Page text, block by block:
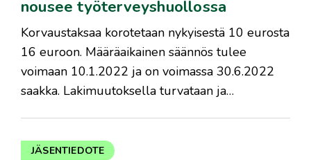
nousee työterveyshuollossa
Korvaustaksaa korotetaan nykyisestä 10 eurosta
16 euroon. Määräaikainen säännös tulee
voimaan 10.1.2022 ja on voimassa 30.6.2022
saakka. Lakimuutoksella turvataan ja…
JÄSENTIEDOTE